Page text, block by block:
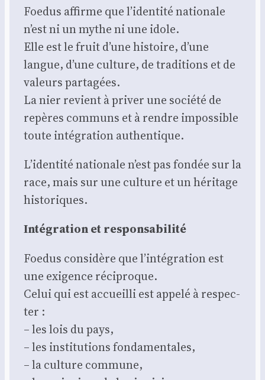
Foe­dus affirme que l’identité natio­nale
n’est ni un mythe ni une idole.
Elle est le fruit d’une his­toire, d’une
langue, d’une culture, de tra­di­tions et de
valeurs par­ta­gées.
La nier revient à pri­ver une socié­té de
repères com­muns et à rendre impos­sible
toute inté­gra­tion authen­tique.
L’identité natio­nale n’est pas fon­dée sur la
race, mais sur une culture et un héri­tage
his­to­riques.
Inté­gra­tion et res­pon­sa­bi­li­té
Foe­dus consi­dère que l’intégration est
une exi­gence réci­proque.
Celui qui est accueilli est appe­lé à res­pec­
ter :
– les lois du pays,
– les ins­ti­tu­tions fon­da­men­tales,
– la culture com­mune,